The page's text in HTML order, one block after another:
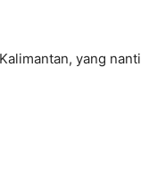
yang nanti